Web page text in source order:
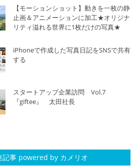
【モーションショット】動きを一枚の静
止画＆アニメーションに加工★オリジナ
リティ溢れる世界に1枚だけの写真★
iPhoneで作成した写真日記をSNSで共有
する
スタートアップ企業訪問 Vol.7
『giftee』 太田社長
記事 powered by カメリオ